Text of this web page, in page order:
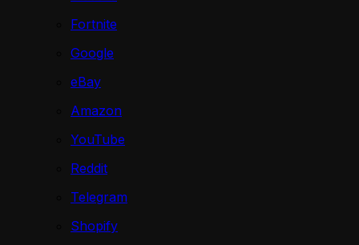
Fortnite
Google
eBay
Amazon
YouTube
Reddit
Telegram
Shopify